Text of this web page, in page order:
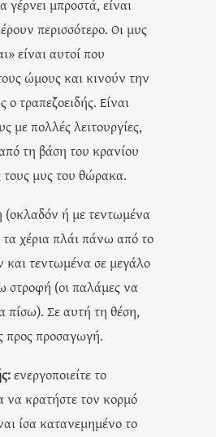
γέρνει μπροστά, είναι
περισσότερο. Οι μυς
είναι αυτοί που
ώμους και κινούν την
τραπεζοειδής. Είναι
με πολλές λειτουργίες,
τη βάση του κρανίου
τους μυς του θώρακα.
(οκλαδόν ή με τεντωμένα
χέρια πλάι πάνω από το
τεντωμένα σε μεγάλο
στροφή (οι παλάμες να
πίσω). Σε αυτή τη θέση,
προς προσαγωγή.
ενεργοποιείτε το
να κρατήστε τον κορμό
ίσα κατανεμημένο το